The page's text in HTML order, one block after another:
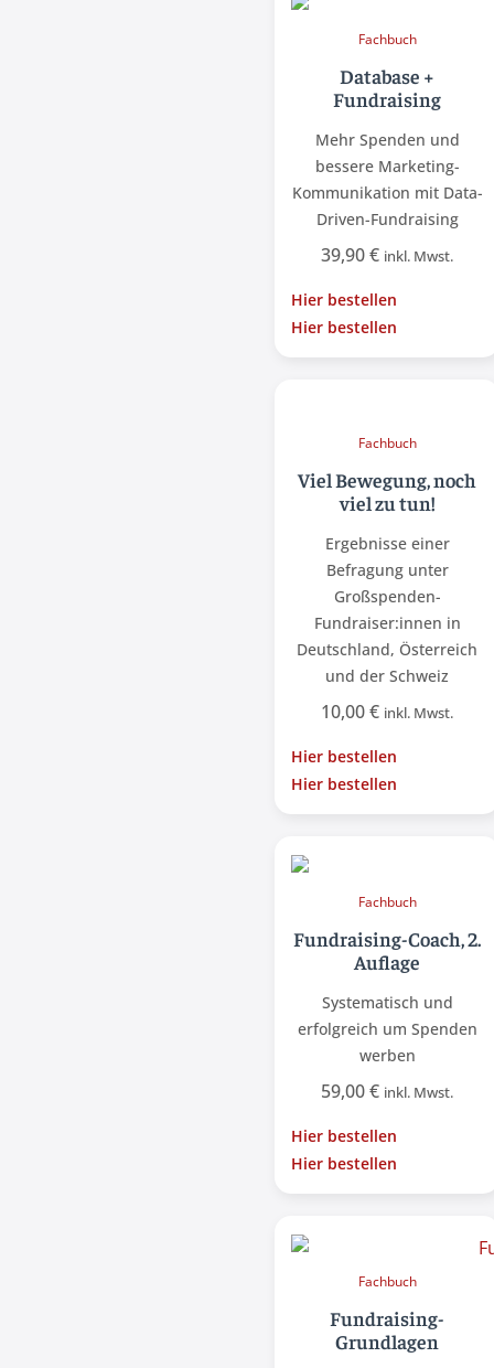
Fachbuch
Database +
Fundraising
Mehr Spenden und
bessere Marketing-
Kommunikation mit Data-
Driven-Fundraising
39,90€ inkl. Mwst.
Hier bestellen
Hier bestellen
Fachbuch
Viel Bewegung, noch
viel zu tun!
Ergebnisse einer
Befragung unter
Großspenden-
Fundraiser:innen in
Deutschland, Österreich
und der Schweiz
10,00€ inkl. Mwst.
Hier bestellen
Hier bestellen
Fachbuch
Fundraising-Coach, 2.
Auflage
Systematisch und
erfolgreich um Spenden
werben
59,00€ inkl. Mwst.
Hier bestellen
Hier bestellen
Fachbuch
Fundraising-
Grundlagen